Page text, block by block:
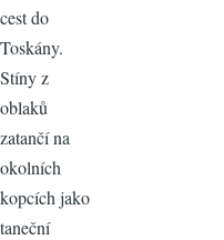
cest do
Toskány.
Stíny z
oblaků
zatančí na
okolních
kopcích jako
taneční